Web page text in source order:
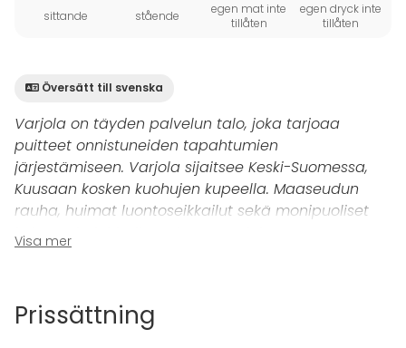
sittande stående
egen mat inte
tillåten
egen dryck inte
tillåten
Översätt till svenska
Varjola on täyden palvelun talo, joka tarjoaa
puitteet onnistuneiden tapahtumien
järjestämiseen. Varjola sijaitsee Keski-Suomessa,
Kuusaan kosken kuohujen kupeella. Maaseudun
rauha, huimat luontoseikkailut sekä monipuoliset
kokous- ja juhlatilat tekevät Varjolasta
ainutlaatuisen vierailukohteen.
juhlatila, joka soveltuu jopa 120 hengen tilaisuuksiin.
Visa mer
Prissättning